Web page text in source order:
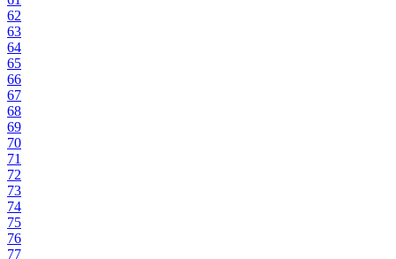
62
63
64
65
66
67
68
69
70
71
72
73
74
75
76
77